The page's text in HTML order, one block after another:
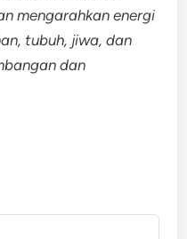
mengarahkan energi
tubuh, jiwa, dan
dan